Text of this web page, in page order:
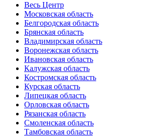
Весь Центр
Московская область
Белгородская область
Брянская область
Владимирская область
Воронежская область
Ивановская область
Калужская область
Костромская область
Курская область
Липецкая область
Орловская область
Рязанская область
Смоленская область
Тамбовская область